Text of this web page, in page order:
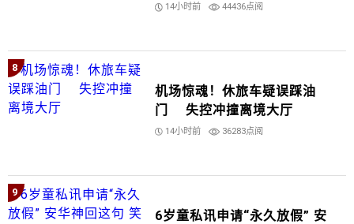
14小时前 44436点阅
8
机场惊魂！休旅车疑误踩油
门 失控冲撞离境大厅
14小时前 36283点阅
9
6岁童私讯申请“永久放假” 安